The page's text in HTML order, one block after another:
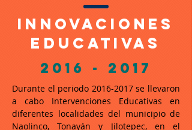
INNOVACIONES
EDUCATIVAS
2016 - 2017
Durante el periodo 2016-2017se llevaron
a cabo Intervenciones Educativas en
diferentes localidades del municipio de
Naolinco, Tonayán y Jilotepec, en el